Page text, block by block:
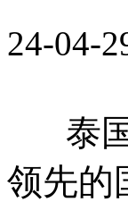
24-
泰国
领先的